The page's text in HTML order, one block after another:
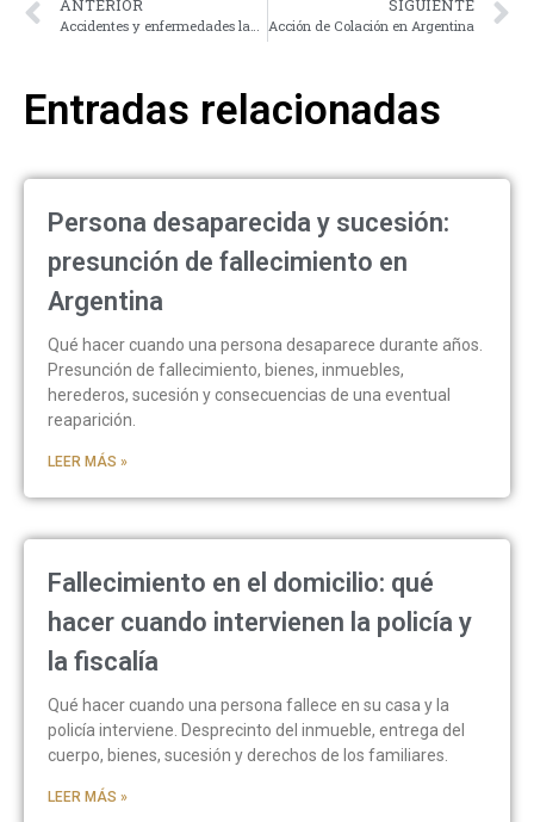
ANTERIOR
Accidentes y enfermedades laborales en Argentina
SIGUIENTE
Acción de Colación en Argentina
Entradas relacionadas
Persona desaparecida y sucesión:
presunción de fallecimiento en
Argentina
Qué hacer cuando una persona desaparece durante años.
Presunción de fallecimiento, bienes, inmuebles,
herederos, sucesión y consecuencias de una eventual
reaparición.
LEER MÁS »
Fallecimiento en el domicilio: qué
hacer cuando intervienen la policía y
la fiscalía
Qué hacer cuando una persona fallece en su casa y la
policía interviene. Desprecinto del inmueble, entrega del
cuerpo, bienes, sucesión y derechos de los familiares.
LEER MÁS »